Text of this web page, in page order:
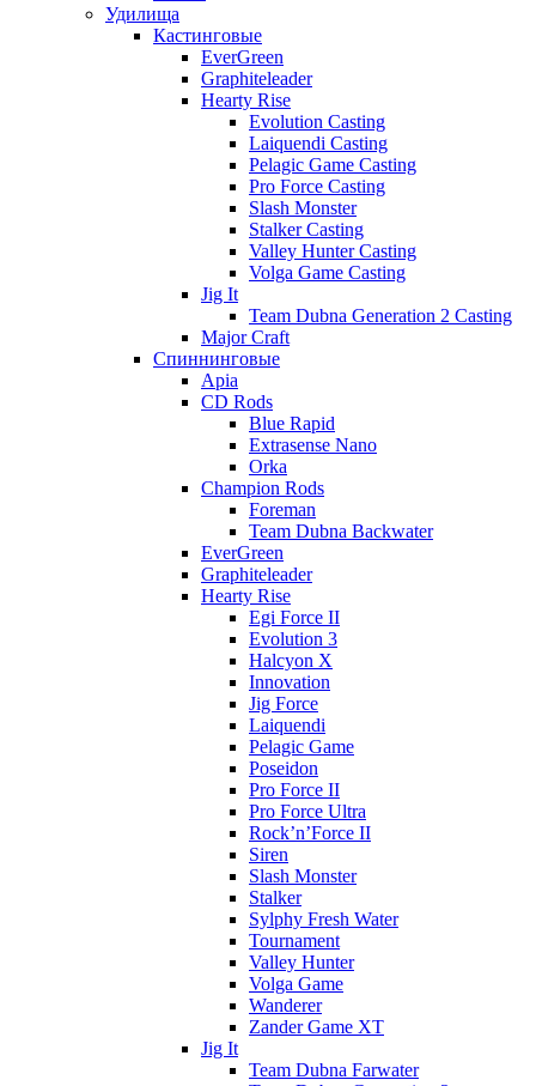
Удилища
Кастинговые
EverGreen
Graphiteleader
Hearty Rise
Evolution Casting
Laiquendi Casting
Pelagic Game Casting
Pro Force Casting
Slash Monster
Stalker Casting
Valley Hunter Casting
Volga Game Casting
Jig It
Team Dubna Generation 2 Casting
Major Craft
Спиннинговые
Apia
CD Rods
Blue Rapid
Extrasense Nano
Orka
Champion Rods
Foreman
Team Dubna Backwater
EverGreen
Graphiteleader
Hearty Rise
Egi Force II
Evolution 3
Halcyon X
Innovation
Jig Force
Laiquendi
Pelagic Game
Poseidon
Pro Force II
Pro Force Ultra
Rock’n’Force II
Siren
Slash Monster
Stalker
Sylphy Fresh Water
Tournament
Valley Hunter
Volga Game
Wanderer
Zander Game XT
Jig It
Team Dubna Farwater